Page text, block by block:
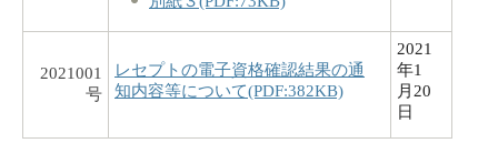
2021001
号
レセプトの電子資格確認結果の通
知内容等について(PDF:382KB)
2021
年1
月20
日